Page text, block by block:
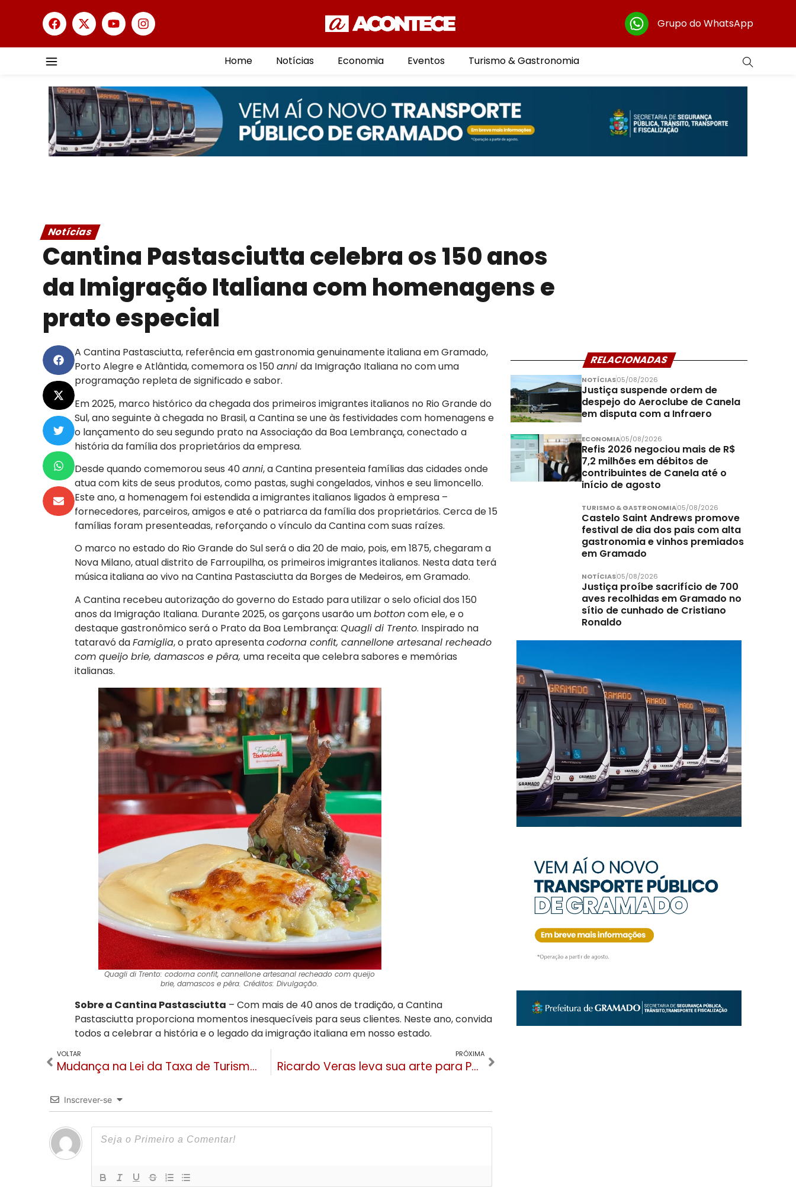
Grupo do WhatsApp
Home Notícias Economia Eventos Turismo & Gastronomia
Notícias
Cantina Pastasciutta celebra os 150 anos
da Imigração Italiana com homenagens e
prato especial
A Cantina Pastasciutta, referência em gastronomia genuinamente italiana em Gramado,
Porto Alegre e Atlântida, comemora os 150anni da Imigração Italiana no com uma
programação repleta de significado e sabor.
Em 2025, marco histórico da chegada dos primeiros imigrantes italianos no Rio Grande do
Sul, ano seguinte à chegada no Brasil, a Cantina se une às festividades com homenagens e
o lançamento do seu segundo prato na Associação da Boa Lembrança, conectado a
história da família dos proprietários da empresa.
Desde quando comemorou seus 40anni, a Cantina presenteia famílias das cidades onde
atua com kits de seus produtos, como pastas, sughi congelados, vinhos e seu limoncello.
Este ano, a homenagem foi estendida a imigrantes italianos ligados à empresa –
fornecedores, parceiros, amigos e até o patriarca da família dos proprietários. Cerca de 15
famílias foram presenteadas, reforçando o vínculo da Cantina com suas raízes.
O marco no estado do Rio Grande do Sul será o dia 20 de maio, pois, em 1875, chegaram a
Nova Milano, atual distrito de Farroupilha, os primeiros imigrantes italianos. Nesta data terá
música italiana ao vivo na Cantina Pastasciutta da Borges de Medeiros, em Gramado.
A Cantina recebeu autorização do governo do Estado para utilizar o selo oficial dos 150
anos da Imigração Italiana. Durante 2025, os garçons usarão umbottoncom ele, e o
destaque gastronômico será o Prato da Boa Lembrança: Quagli di Trento. Inspirado na
tataravó daFamiglia, o prato apresentacodorna confit, cannellone artesanal recheado
com queijo brie, damascos e pêra, uma receita que celebra sabores e memórias
italianas.
Quagli di Trento:codorna confit, cannellone artesanal recheado com queijo
brie, damascos e pêra. Créditos: Divulgação.
Sobre a Cantina Pastasciutta – Com mais de 40 anos de tradição, a Cantina
Pastasciutta proporciona momentos inesquecíveis para seus clientes. Neste ano, convida
todos a celebrar a história e o legado da imigração italiana em nosso estado.
VOLTAR
Mudança na Lei da Taxa de Turismo de Gramado é aprovada na Câmara. Eventos da Gramadotur são incluídos
PRÓXIMA
Ricardo Veras leva sua arte para Porto Alegre com a exposição “Organismos II” no Vila Flores
Inscrever-se
RELACIONADAS
NOTÍCIAS05/08/2026
Justiça suspende ordem de
despejo do Aeroclube de Canela
em disputa com a Infraero
ECONOMIA05/08/2026
Refis 2026 negociou mais de R$
7,2 milhões em débitos de
contribuintes de Canela até o
início de agosto
TURISMO & GASTRONOMIA05/08/2026
Castelo Saint Andrews promove
festival de dia dos pais com alta
gastronomia e vinhos premiados
em Gramado
NOTÍCIAS05/08/2026
Justiça proíbe sacrifício de 700
aves recolhidas em Gramado no
sítio de cunhado de Cristiano
Ronaldo